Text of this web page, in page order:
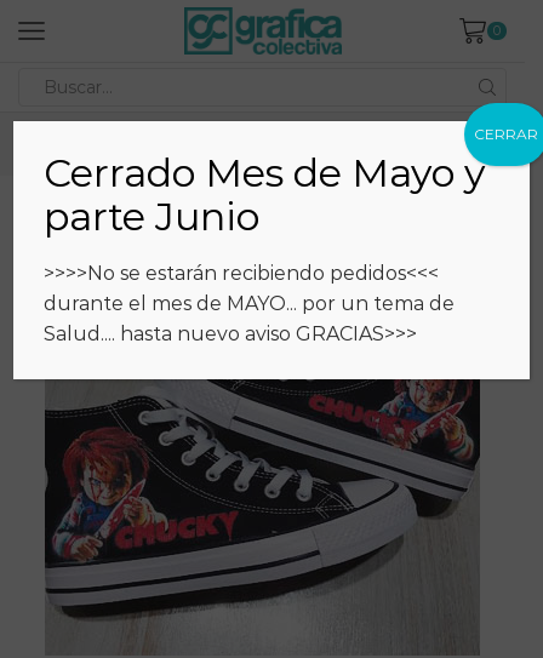
0
input
Cerrado Mes de Mayo y
parte Junio
>>>>No se estarán recibiendo pedidos<<<
durante el mes de MAYO... por un tema de
Salud.... hasta nuevo aviso GRACIAS>>>
CERRAR